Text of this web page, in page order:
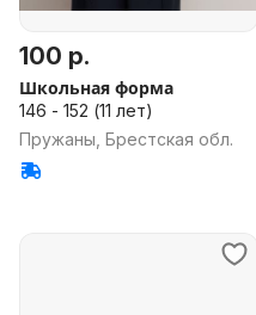
100 р.
Школьная форма
146 - 152 (11 лет)
Пружаны, Брестская обл.